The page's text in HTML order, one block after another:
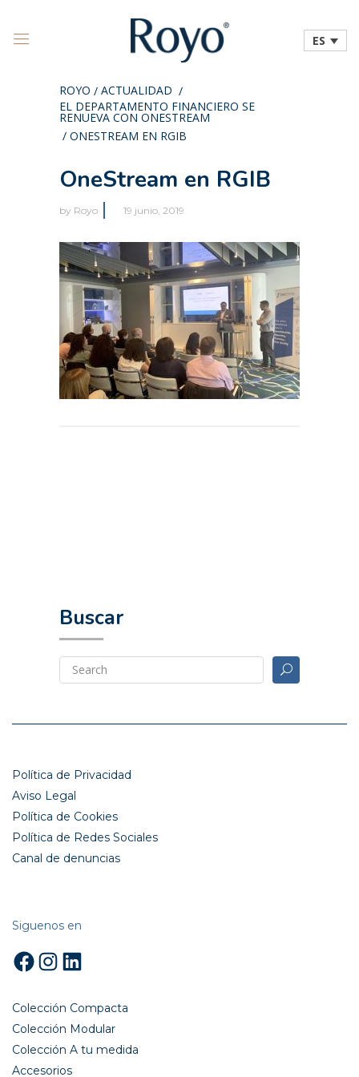
ES
ROYO / ACTUALIDAD /
EL DEPARTAMENTO FINANCIERO SE
RENUEVA CON ONESTREAM
/ ONESTREAM EN RGIB
OneStream en RGIB
by Royo 19 junio, 2019
Buscar
Política de Privacidad
Aviso Legal
Política de Cookies
Política de Redes Sociales
Canal de denuncias
Siguenos en
Facebook
Instagram
LinkedIn
Colección Compacta
Colección Modular
Colección A tu medida
Accesorios